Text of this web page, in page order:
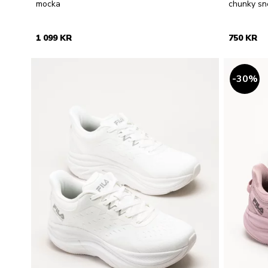
mocka
1 099 KR
chunky
750 KR
30%